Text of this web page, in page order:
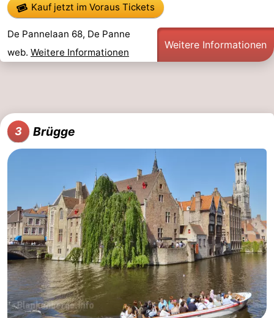
Kauf jetzt im Voraus Tickets
De Pannelaan 68, De Panne
web. Weitere Informationen
Weitere Informationen
3 Brügge